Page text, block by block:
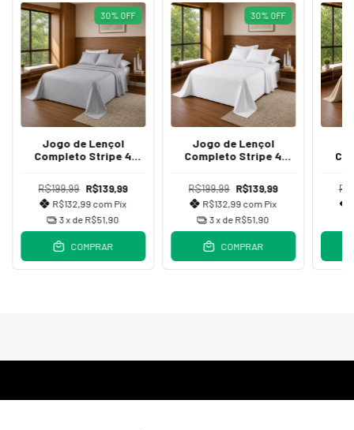
30% OFF
Jogo de Lençol
Completo Stripe 4
R$199,99 R$139,99
R$132,99 com Pix
3x de R$51,90
COMPRAR
30% OFF
Jogo de Lençol
Completo Stripe 4
R$199,99 R$139,99
R$132,99 com Pix
3 x de R$51,90
COMPRAR